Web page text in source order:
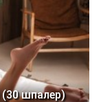
(30 шпалер)